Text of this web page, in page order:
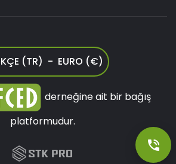
(TR) - EURO (€)
derneğine ait bir bağış
platformudur.